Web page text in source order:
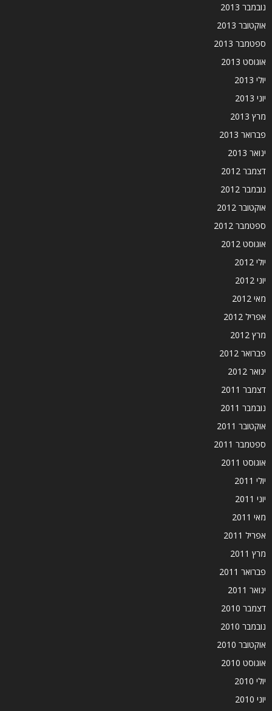
נובמבר 2013
אוקטובר 2013
ספטמבר 2013
אוגוסט 2013
יולי 2013
יוני 2013
מרץ 2013
פברואר 2013
ינואר 2013
דצמבר 2012
נובמבר 2012
אוקטובר 2012
ספטמבר 2012
אוגוסט 2012
יולי 2012
יוני 2012
מאי 2012
אפריל 2012
מרץ 2012
פברואר 2012
ינואר 2012
דצמבר 2011
נובמבר 2011
אוקטובר 2011
ספטמבר 2011
אוגוסט 2011
יולי 2011
יוני 2011
מאי 2011
אפריל 2011
מרץ 2011
פברואר 2011
ינואר 2011
דצמבר 2010
נובמבר 2010
אוקטובר 2010
אוגוסט 2010
יולי 2010
יוני 2010